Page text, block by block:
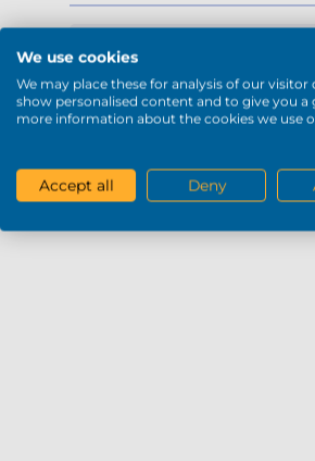
We use cookies
We may place these for analysis of our
show personalised content and to give you a
more information about the cookies we use
Accept all Deny